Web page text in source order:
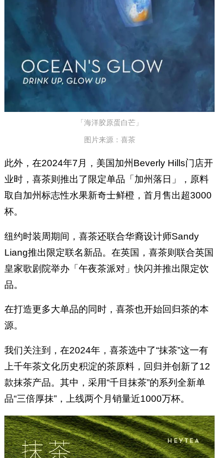
「海洋胶原蛋白芒」
图片来源：喜茶
此外，在2024年7月，美国加州Beverly Hills门店开
业时，喜茶则推出了限定单品「加州落日」，原料
取自加州标志性水果新奇士鲜橙，首月售出超3000
杯。
纽约时装周期间，喜茶还联合华裔设计师Sandy
Liang推出限定联名新品。在英国，喜茶则联合英国
皇家歌剧院举办「午夜茶派对」快闪并推出限定饮
品。
在打造更多大单品的同时，喜茶也开始回归茶的本
源。
我们关注到，在2024年，喜茶选中了“抹茶”这一有
上千年茶文化历史积淀的茶原料，回归并创新了12
款抹茶产品。其中，采用“千目抹茶”的系列全新单
品“三倍厚抹”，上线两个月销量近1000万杯。